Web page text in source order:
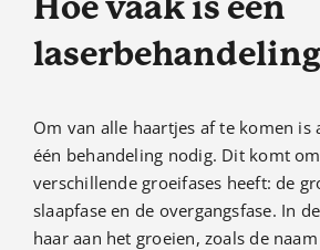
Om van alle haartjes af te komen is
één behandeling nodig. Dit komt
verschillende groeifases heeft: de
slaapfase en de overgangsfase. In
haar aan het groeien, zoals de